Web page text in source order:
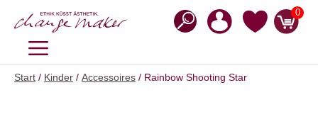
Inhalt
0
MENÜ
Start / Kinder / Accessoires / Rainbow Shooting Star